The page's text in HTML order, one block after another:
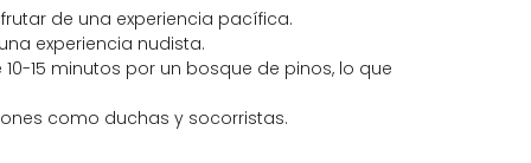
de una experiencia pacífica.
experiencia nudista.
15 minutos por un bosque de pinos, lo que
como duchas y socorristas.